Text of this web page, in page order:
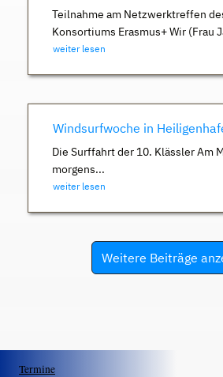
Teilnahme am Netzwerktreffen
Konsortiums Erasmus+ Wir (Frau
weiter lesen
Windsurfwoche in
Die Surffahrt der 10. Klässler Am
morgens...
weiter lesen
Weitere Beiträge
Termine